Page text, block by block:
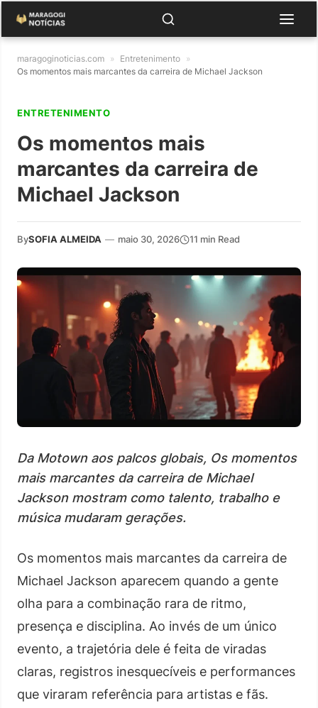
maragoginoticias.com » Entretenimento »
Os momentos mais marcantes da carreira de Michael Jackson
ENTRETENIMENTO
Os momentos mais
marcantes da carreira de
Michael Jackson
BySOFIA ALMEIDA — maio 30, 2026 11 min Read
Da Motown aos palcos globais, Os momentos
mais marcantes da carreira de Michael
Jackson mostram como talento, trabalho e
música mudaram gerações.
Os momentos mais marcantes da carreira de
Michael Jackson aparecem quando a gente
olha para a combinação rara de ritmo,
presença e disciplina. Ao invés de um único
evento, a trajetória dele é feita de viradas
claras, registros inesquecíveis e performances
que viraram referência para artistas e fãs.